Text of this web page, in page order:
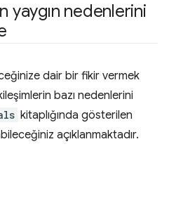
yaygın nedenlerini
dair bir fikir vermek
bazı nedenlerini
kitaplığında gösterilen
açıklanmaktadır.